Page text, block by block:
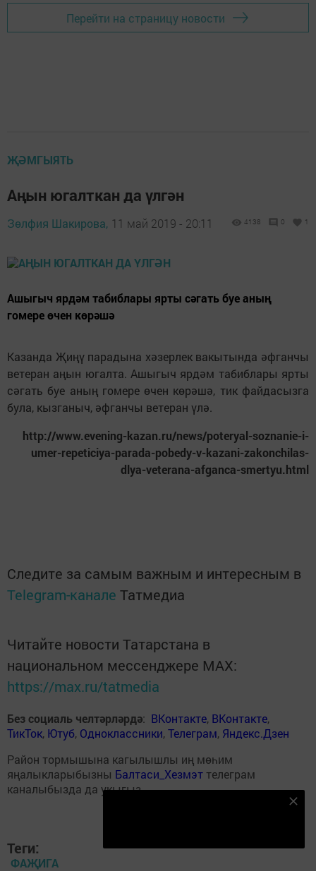
Перейти на страницу новости
ҖӘМГЫЯТЬ
Аңын югалткан да үлгән
Зөлфия Шакирова, 11 май 2019 - 20:11 4138 0 1
Ашыгыч ярдәм табиблары ярты сәгать буе аның
гомере өчен көрәшә
Казанда Җиңү парадына хәзерлек вакытында әфганчы
ветеран аңын югалта. Ашыгыч ярдәм табиблары ярты
сәгать буе аның гомере өчен көрәшә, тик файдасызга
була, кызганыч, әфганчы ветеран үлә.
http://www.evening-kazan.ru/news/poteryal-soznanie-i-
umer-repeticiya-parada-pobedy-v-kazani-zakonchilas-
dlya-veterana-afganca-smertyu.html
Следите за самым важным и интересным в
Telegram-канале Татмедиа
Читайте новости Татарстана в
национальном мессенджере MАХ:
https://max.ru/tatmedia
Без социаль челтәрләрдә: ВКонтакте, ВКонтакте,
ТикТок, Ютуб, Одноклассники,Телеграм, Яндекс.Дзен
Район тормышына кагылышлы иң мөһим
яңалыкларыбызны Балтаси_Хезмэт телеграм
каналыбызда да укыгыз.
Теги:
ФАҖИГА